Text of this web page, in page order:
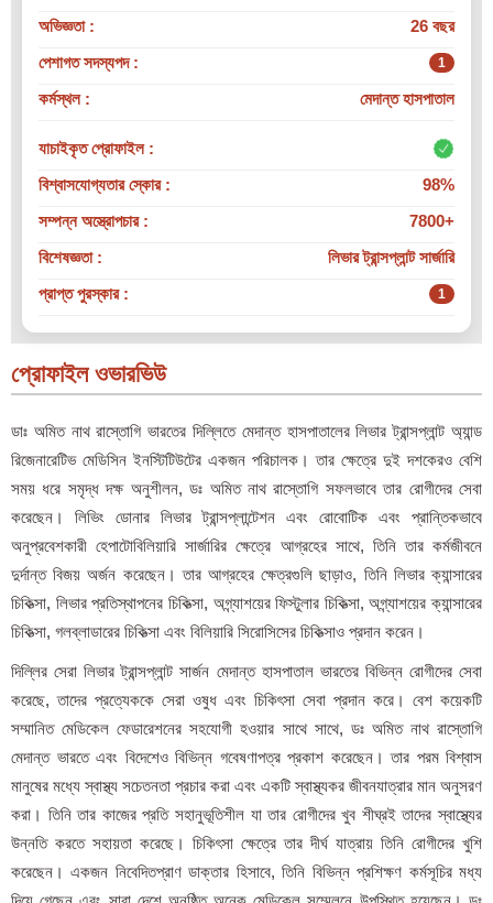
অভিজ্ঞতা :
26 বছর
পেশাগত সদস্যপদ :
1
কর্মস্থল : মেদান্ত হাসপাতাল
যাচাইকৃত প্রোফাইল :
বিশ্বাসযোগ্যতার স্কোর :
98%
সম্পন্ন অস্ত্রোপচার :
7800+
বিশেষজ্ঞতা :
লিভার ট্রান্সপ্লান্ট সার্জারি
প্রাপ্ত পুরস্কার :
1
প্রোফাইল ওভারভিউ
ডাঃ অমিত নাথ রাস্তোগি ভারতের দিল্লিতে মেদান্ত হাসপাতালের লিভার ট্রান্সপ্লান্ট অ্যান্ড
রিজেনারেটিভ মেডিসিন ইনস্টিটিউটের একজন পরিচালক। তার ক্ষেত্রে দুই দশকেরও বেশি
সময় ধরে সমৃদ্ধ দক্ষ অনুশীলন, ডঃ অমিত নাথ রাস্তোগি সফলভাবে তার রোগীদের সেবা
করেছেন। লিভিং ডোনার লিভার ট্রান্সপ্লান্টেশন এবং রোবোটিক এবং প্রান্তিকভাবে
অনুপ্রবেশকারী হেপাটোবিলিয়ারি সার্জারির ক্ষেত্রে আগ্রহের সাথে, তিনি তার কর্মজীবনে
দুর্দান্ত বিজয় অর্জন করেছেন। তার আগ্রহের ক্ষেত্রগুলি ছাড়াও, তিনি লিভার ক্যান্সারের
চিকিত্সা, লিভার প্রতিস্থাপনের চিকিত্সা, অগ্ন্যাশয়ের ফিস্টুলার চিকিত্সা, অগ্ন্যাশয়ের ক্যান্সারের
চিকিত্সা, গলব্লাডারের চিকিত্সা এবং বিলিয়ারি সিরোসিসের চিকিত্সাও প্রদান করেন।
দিল্লির সেরা লিভার ট্রান্সপ্লান্ট সার্জন মেদান্ত হাসপাতাল ভারতের বিভিন্ন রোগীদের সেবা
করেছে, তাদের প্রত্যেককে সেরা ওষুধ এবং চিকিৎসা সেবা প্রদান করে। বেশ কয়েকটি
সম্মানিত মেডিকেল ফেডারেশনের সহযোগী হওয়ার সাথে সাথে, ডঃ অমিত নাথ রাস্তোগি
মেদান্ত ভারতে এবং বিদেশেও বিভিন্ন গবেষণাপত্র প্রকাশ করেছেন। তার পরম বিশ্বাস
মানুষের মধ্যে স্বাস্থ্য সচেতনতা প্রচার করা এবং একটি স্বাস্থ্যকর জীবনযাত্রার মান অনুসরণ
করা। তিনি তার কাজের প্রতি সহানুভূতিশীল যা তার রোগীদের খুব শীঘ্রই তাদের স্বাস্থ্যের
উন্নতি করতে সহায়তা করেছে। চিকিৎসা ক্ষেত্রে তার দীর্ঘ যাত্রায় তিনি রোগীদের খুশি
করেছেন। একজন নিবেদিতপ্রাণ ডাক্তার হিসাবে, তিনি বিভিন্ন প্রশিক্ষণ কর্মসূচির মধ্য